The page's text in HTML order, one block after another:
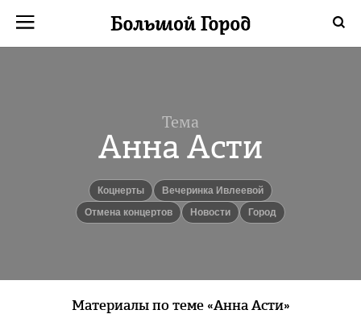
Тема
Анна Асти
коцнерты
вечеринка Ивлеевой
отмена концертов
новости город
Материалы по теме «Анна Асти»